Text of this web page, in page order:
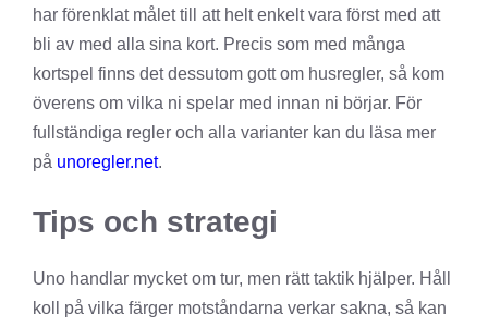
har förenklat målet till att helt enkelt vara först med att
bli av med alla sina kort. Precis som med många
kortspel finns det dessutom gott om husregler, så kom
överens om vilka ni spelar med innan ni börjar. För
fullständiga regler och alla varianter kan du läsa mer
på unoregler.net.
Tips och strategi
Uno handlar mycket om tur, men rätt taktik hjälper. Håll
koll på vilka färger motståndarna verkar sakna, så kan